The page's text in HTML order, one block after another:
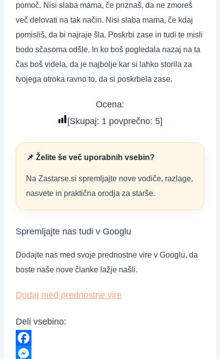
pomoč. Nisi slaba mama, če priznaš, da ne zmoreš
več delovati na tak način. Nisi slaba mama, če kdaj
pomisliš, da bi najraje šla. Poskrbi zase in tudi te misli
bodo sčasoma odšle. In ko boš pogledala nazaj na ta
čas boš videla, da je najbolje kar si lahko storila za
tvojega otroka ravno to, da si poskrbela zase.
Ocena:
[Skupaj: 1 povprečno: 5]
📌 Želite še več uporabnih vsebin?
Na Zastarse.si spremljajte nove vodiče, razlage,
nasvete in praktična orodja za starše.
Spremljajte nas tudi v Googlu
Dodajte nas med svoje prednostne vire v Googlu, da
boste naše nove članke lažje našli.
Dodaj med prednostne vire
Deli vsebino:
Facebook